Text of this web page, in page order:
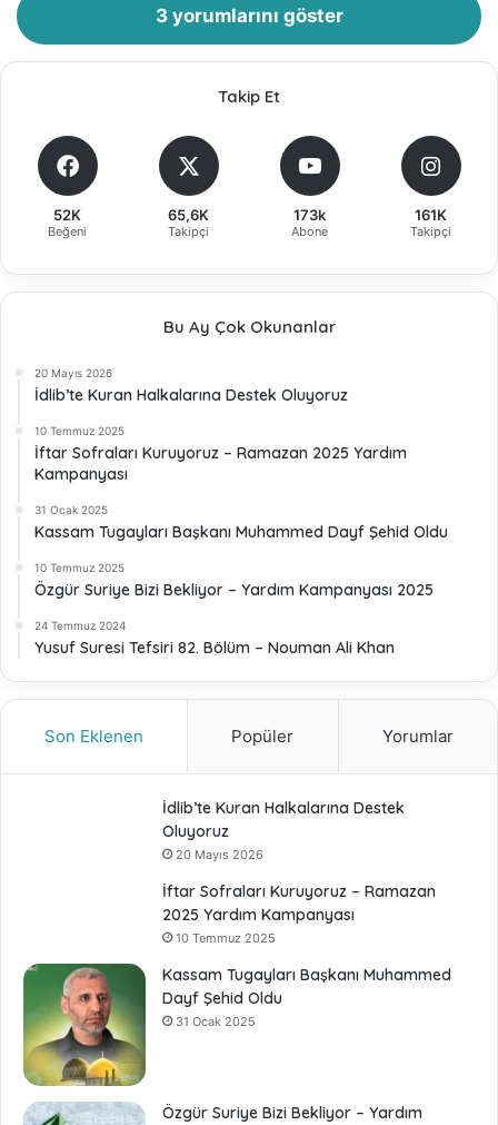
3 yorumlarını göster
Takip Et
52K
Beğeni
65,6K
Takipçi
173k
Abone
161K
Takipçi
Bu Ay Çok Okunanlar
20 Mayıs 2026
İdlib’te Kuran Halkalarına Destek Oluyoruz
10 Temmuz 2025
İftar Sofraları Kuruyoruz – Ramazan 2025 Yardım
Kampanyası
31 Ocak 2025
Kassam Tugayları Başkanı Muhammed Dayf Şehid Oldu
10 Temmuz 2025
Özgür Suriye Bizi Bekliyor – Yardım Kampanyası 2025
24 Temmuz 2024
Yusuf Suresi Tefsiri 82. Bölüm – Nouman Ali Khan
Son Eklenen Popüler Yorumlar
İdlib’te Kuran Halkalarına Destek
Oluyoruz
20 Mayıs 2026
İftar Sofraları Kuruyoruz – Ramazan
2025 Yardım Kampanyası
10 Temmuz 2025
Kassam Tugayları Başkanı Muhammed
Dayf Şehid Oldu
31 Ocak 2025
Özgür Suriye Bizi Bekliyor – Yardım